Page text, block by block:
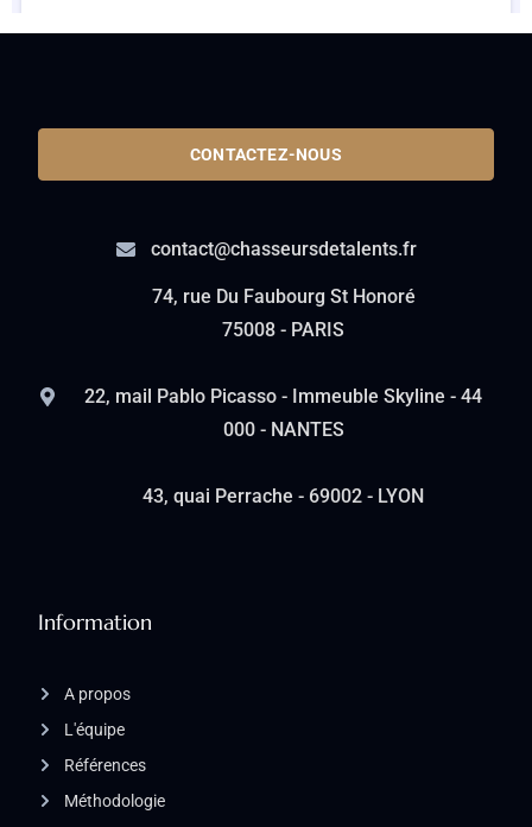
Information
A propos
L'équipe
Références
Méthodologie
CONTACTEZ-NOUS
contact@chasseursdetalents.fr
74, rue Du Faubourg St Honoré
75008 - PARIS
22, mail Pablo Picasso - Immeuble Skyline - 44
000 - NANTES
43, quai Perrache - 69002 - LYON